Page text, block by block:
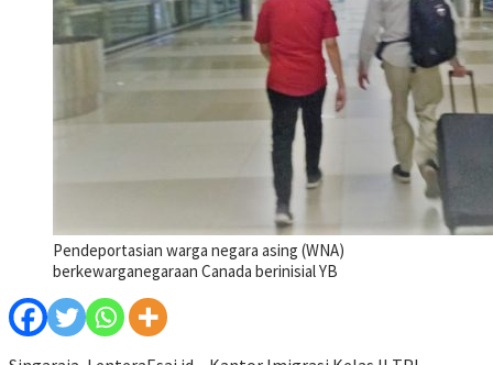
Pendeportasian warga negara asing (WNA)
berkewarganegaraan Canada berinisial YB